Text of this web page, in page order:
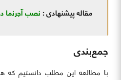
مقاله پیشنهادی :نصب آجرنما
جمع‌بندی
با مطالعه این مطلب دانستیم که